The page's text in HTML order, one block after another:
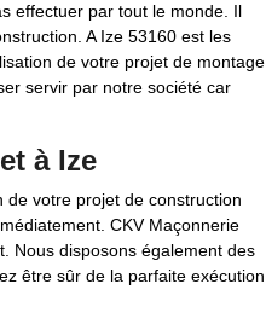
effectuer par tout le monde. Il
A Ize 53160 est les
de votre projet de montage
servir par notre société car
à Ize
votre projet de construction
CKV Maçonnerie
Nous disposons également des
être sûr de la parfaite exécution